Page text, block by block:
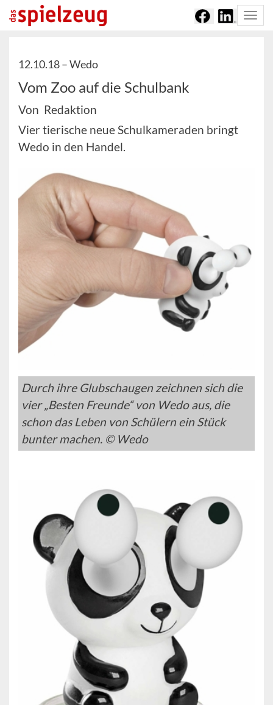
12.10.18 –Wedo
Vom Zoo auf die Schulbank
Von Redaktion
Vier tierische neue Schulkameraden bringt
Wedo in den Handel.
Durch ihre Glubschaugen zeichnen sich die
vier „Besten Freunde“ von Wedo aus, die
schon das Leben von Schülern ein Stück
bunter machen. © Wedo